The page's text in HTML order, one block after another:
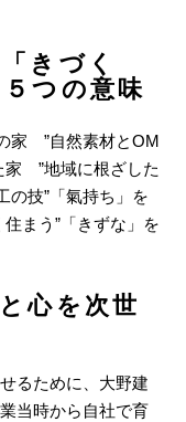
きづく
つの意味
家 ”自然素材とOM
家 ”地域に根ざした
の技”「氣持ち」を
まう”「きずな」を
心を次世
るために、大野建
当時から自社で育